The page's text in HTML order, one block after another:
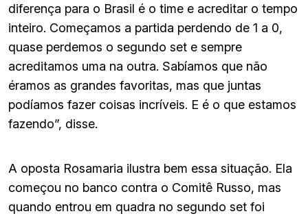
diferença para o Brasil é o time e acreditar o tempo
inteiro. Começamos a partida perdendo de 1 a 0,
quase perdemos o segundo set e sempre
acreditamos uma na outra. Sabíamos que não
éramos as grandes favoritas, mas que juntas
podíamos fazer coisas incríveis. E é o que estamos
fazendo”, disse.
A oposta Rosamaria ilustra bem essa situação. Ela
começou no banco contra o Comitê Russo, mas
quando entrou em quadra no segundo set foi